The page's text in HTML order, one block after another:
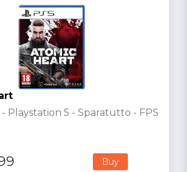
Playstation 5 - Sparatutto - FPS
Buy